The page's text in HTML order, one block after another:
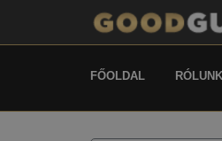
FŐOLDAL RÓLUNK